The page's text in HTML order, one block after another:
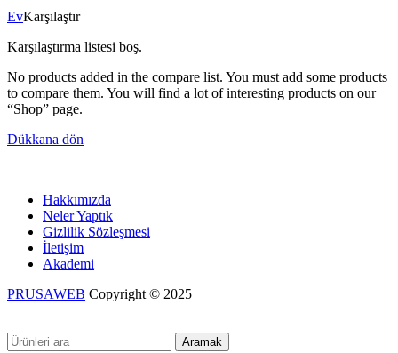
EvKarşılaştır
Karşılaştırma listesi boş.
No products added in the compare list. You must add some products
to compare them. You will find a lot of interesting products on our
“Shop” page.
Dükkana dön
Hakkımızda
Neler Yaptık
Gizlilik Sözleşmesi
İletişim
Akademi
PRUSAWEB Copyright © 2025
Aramak